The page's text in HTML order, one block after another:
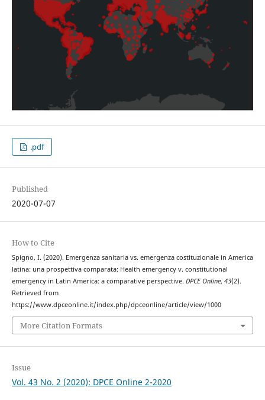
.pdf
Published
2020-07-07
How to Cite
Spigno, I. (2020). Emergenza sanitaria vs. emergenza costituzionale in America
latina: una prospettiva comparata: Health emergency v. constitutional
emergency in Latin America: a comparative perspective. DPCE Online, 43(2).
Retrieved from
https://www.dpceonline.it/index.php/dpceonline/article/view/1000
More Citation Formats
Issue
Vol. 43 No. 2 (2020): DPCE Online 2-2020